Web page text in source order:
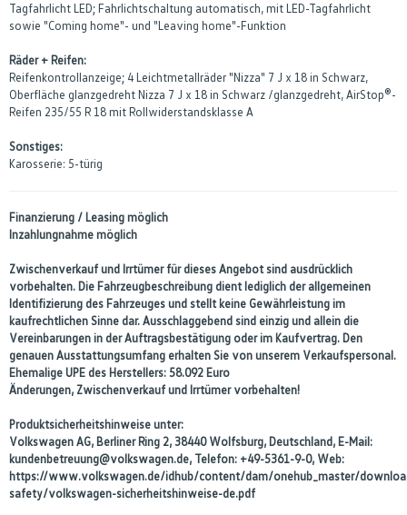
Tagfahrlicht LED; Fahrlichtschaltung automatisch, mit LED-Tagfahrlicht
sowie "Coming home"- und "Leaving home"-Funktion
Räder + Reifen:
Reifenkontrollanzeige; 4 Leichtmetallräder "Nizza" 7 J x 18 in Schwarz,
Oberfläche glanzgedreht Nizza 7 J x 18 in Schwarz /glanzgedreht, AirStop®-
Reifen 235/55 R 18 mit Rollwiderstandsklasse A
Sonstiges:
Karosserie: 5-türig
Finanzierung / Leasing möglich
Inzahlungnahme möglich
Zwischenverkauf und Irrtümer für dieses Angebot sind ausdrücklich
vorbehalten. Die Fahrzeugbeschreibung dient lediglich der allgemeinen
Identifizierung des Fahrzeuges und stellt keine Gewährleistung im
kaufrechtlichen Sinne dar. Ausschlaggebend sind einzig und allein die
Vereinbarungen in der Auftragsbestätigung oder im Kaufvertrag. Den
genauen Ausstattungsumfang erhalten Sie von unserem Verkaufspersonal.
Ehemalige UPE des Herstellers: 58.092 Euro
Änderungen, Zwischenverkauf und Irrtümer vorbehalten!
Produktsicherheitshinweise unter:
Volkswagen AG, Berliner Ring 2, 38440 Wolfsburg, Deutschland, E-Mail:
kundenbetreuung@volkswagen.de, Telefon: +49-5361-9-0, Web:
https://www.volkswagen.de/idhub/content/dam/onehub_master/
safety/volkswagen-sicherheitshinweise-de.pdf